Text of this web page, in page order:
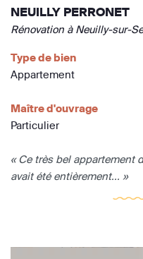
NEUILLY PERRONET
Rénovation à Neuilly-sur-
Type de bien
Appartement
Maître d'ouvrage
Particulier
« Ce très bel appartement
avait été entièrement... »